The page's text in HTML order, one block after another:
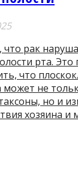
что рак
рта. Это
что
может не
но и
хозяина и